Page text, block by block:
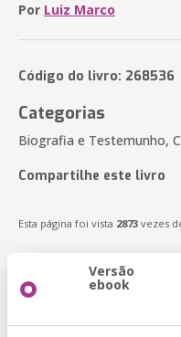
Por Luiz Marco
Código do livro: 268536
Categorias
Biografia e Testemunho,
Compartilhe este livro
Esta página foi vista 2873 vezes
Versão
ebook